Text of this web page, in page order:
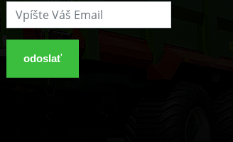
odoslať